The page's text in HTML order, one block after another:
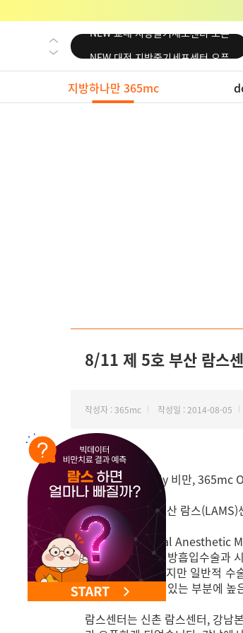
NEW 교대 지방줄기세포센터 오픈
NEW 노원 지방줄기세포센터 오픈
NEW 미국 LA점 오픈
지방하나만 365mc
8/11 제 5호 부산 람스
작성자 : 365mc 작성일 : 2014-08-05
안녕하세요. Only 비만, 365mc
365mc 제 5호 부산 람스(LAMS)
람스(LAMS-Local Anesthetic
만 치료법으로, 지방흡입수술과
방을 직접 추출하지만 일반적 수
지방을 확인할 수 있는 부분에 높
람스센터는 신촌 람스센터, 강남